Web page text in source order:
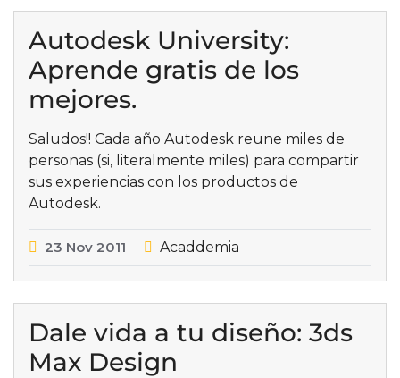
Autodesk University:
Aprende gratis de los
mejores.
Saludos!! Cada año Autodesk reune miles de
personas (si, literalmente miles) para compartir
sus experiencias con los productos de
Autodesk.
23 Nov 2011 Acaddemia
Dale vida a tu diseño: 3ds
Max Design